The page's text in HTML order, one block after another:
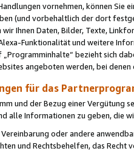
vornehmen, können Sie
(und vorbehaltlich der dort
Ihnen Daten, Bilder, Texte,
Funktionalität und weitere
bezieht sich
angeboten werden, bei
für das
und der Bezug einer Vergütung
alle Informationen zu geben, die
Vereinbarung oder andere
und Rechtsbehelfen, das